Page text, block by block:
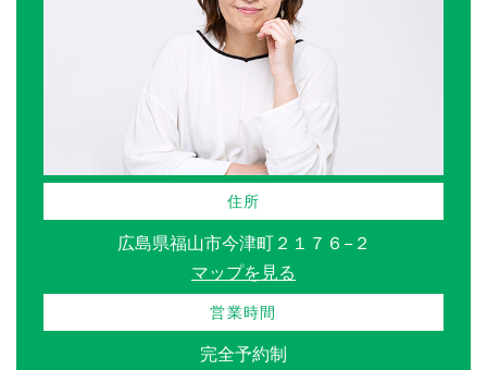
住所
広島県福山市今津町２１７６−２
マップを見る
営業時間
完全予約制